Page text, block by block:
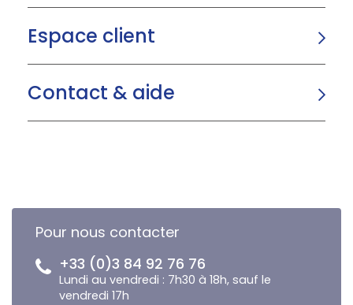
Espace client
Contact & aide
Pour nous contacter
+33 (0)3 84 92 76 76
Lundi au vendredi : 7h30 à 18h, sauf le
vendredi 17h